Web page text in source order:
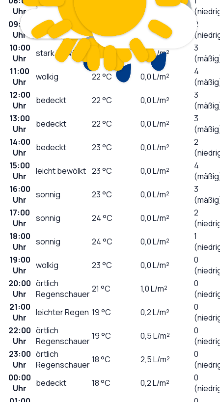
Uhr
wolkig 0,0 L/m²
09:00
Uhr
stark bewölkt 19 0,0 L/m²
2
10:00
Uhr
stark bewölkt 0,0 L/m²
3
11:00
Uhr
wolkig 22°C 0,0L/m²
4
12:00
Uhr
bedeckt 22°C 0,0L/m²
3
13:00
Uhr
bedeckt 22°C 0,0L/m²
3
14:00
Uhr
bedeckt 23°C 0,0L/m²
2
15:00
Uhr
leicht bewölkt 23°C 0,0L/m²
4
16:00
Uhr
sonnig 23°C 0,0L/m²
3
17:00
Uhr
sonnig 24°C 0,0L/m²
2
18:00
Uhr
sonnig 24°C 0,0L/m²
1
19:00
Uhr
wolkig 23°C 0,0L/m²
0
20:00
Uhr
örtlich
Regenschauer21 °C 1,0L/m²
0
21:00
Uhr
leichter Regen 19°C 0,2L/m²
0
22:00
Uhr
örtlich
Regenschauer19°C 0,5L/m²
0
23:00
Uhr
örtlich
Regenschauer18°C 2,5L/m²
0
00:00
Uhr
bedeckt 18°C 0,2L/m²
0